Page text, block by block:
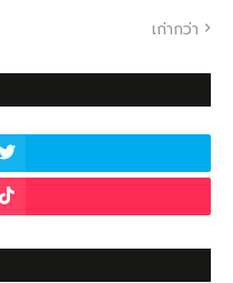
เก่ากว่า